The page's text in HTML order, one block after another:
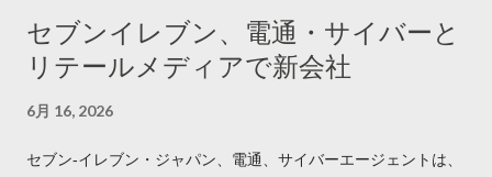
セブンイレブン、電通・サイバーと
リテールメディアで新会社
6月 16, 2026
セブン‐イレブン・ジャパン、電通、サイバーエージェントは、